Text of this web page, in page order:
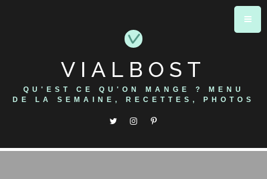
VIALBOST
QU'EST CE QU'ON MANGE ? MENU
DE LA SEMAINE, RECETTES, PHOTOS